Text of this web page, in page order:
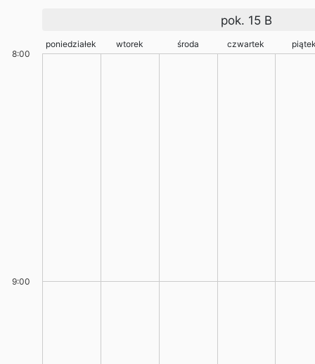
pok. 15 B
8:00
9:00
poniedziałek wtorek środa czwartek